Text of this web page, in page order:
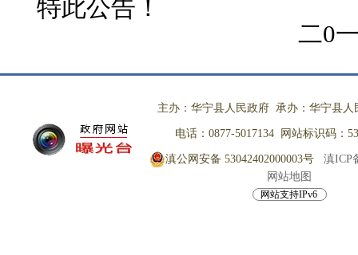
特此公告！
二0
主办：华宁县人民政府 承办：华宁县人
电话：0877-5017134 网站标识码：
滇公网安备 53042402000003号
滇ICP
网站地图
网站支持IPv6